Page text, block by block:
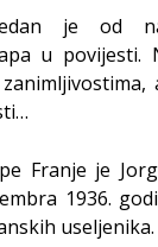
je od
u povijesti.
Franje je
1936.
useljenika.